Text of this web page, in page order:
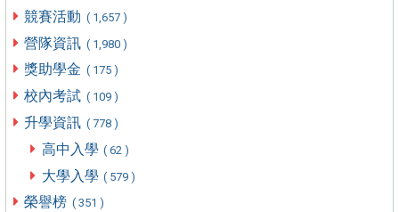
競賽活動 ( 1,657 )
營隊資訊 ( 1,980 )
獎助學金 ( 175 )
校內考試 ( 109 )
升學資訊 ( 778 )
高中入學 ( 62 )
大學入學 ( 579 )
榮譽榜 ( 351 )